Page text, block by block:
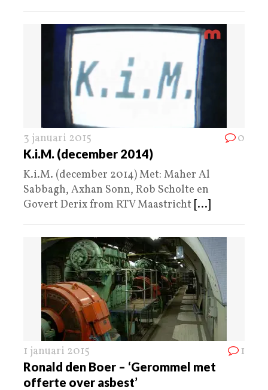
3 januari 2015 0
K.i.M. (december 2014)
K.i.M. (december 2014) Met: Maher Al
Sabbagh, Axhan Sonn, Rob Scholte en
Govert Derix from RTV Maastricht [...]
1 januari 2015 1
Ronald den Boer – ‘Gerommel met
offerte over asbest’